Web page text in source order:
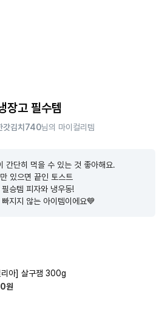
장고 필수템
갓김치740님의 마이컬리템
간단히 먹을 수 있는 것 좋아해요.
있으면 끝인 토스트
필승템 피자와 냉우동!
빠지지 않는 아이템이에요💙
리아] 살구잼 300g
원